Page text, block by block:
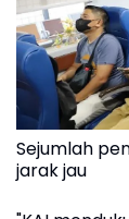
Sejumlah
jarak jau